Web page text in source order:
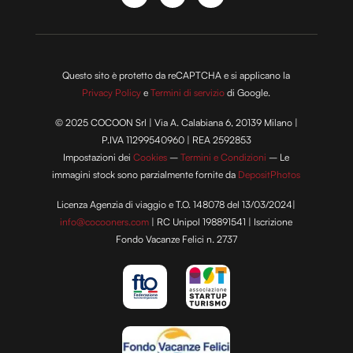
modificare o ritirare il tuo consenso in qualsiasi momento
annunci, per fornire funzionalità dei social media e per
analizzare il nostro traffico. Condividiamo inoltre
informazioni sul modo in cui utilizzi il nostro sito con i
nostri partner che si occupano di analisi dei dati web,
pubblicità e social media, i quali potrebbero combinarle
con altre informazioni che hai fornito loro o che hanno
Questo sito è protetto da reCAPTCHA e si applicano la
Privacy Policy eTermini di servizio di Google.
© 2025 COCOON Srl | Via A. Calabiana 6, 20139 Milano |
P.IVA 11299540960 | REA 2592853
Impostazioni deiCookies –Termini e Condizioni – Le
immagini stock sono parzialmente fornite da DepositPhotos
Licenza Agenzia di viaggio e T.O. 148078 del 13/03/2024|
info@cocooners.com | RC Unipol 198891541 | Iscrizione
Fondo Vacanze Felici n. 2737